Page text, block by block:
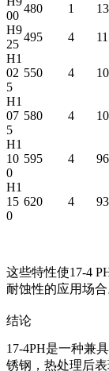
00
480 1
H9
25
495 4
H1
02
5
550 4
H1
07
5
580 4
H1
10
0
595 4
H1
15
0
620 4
这些特性使17-4
耐蚀性的应用场合
结论
17-4PH是一种兼
锈钢，热处理后